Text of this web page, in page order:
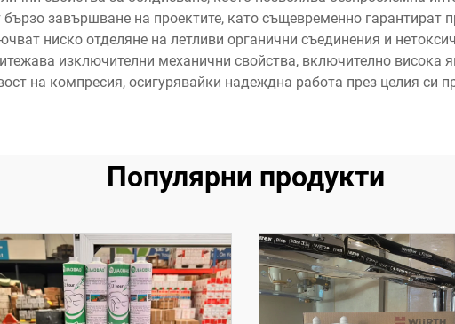
завършване на проектите, като същевременно гарантират
ниско отделяне на летливи органични съединения и
изключителни механични свойства, включително висока
на компресия, осигурявайки надеждна работа през целия си
Популярни продукти